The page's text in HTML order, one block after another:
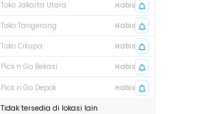
Toko Jakarta Utara
Habis
Toko Tangerang
Habis
Toko Cikupa
Habis
Pick n Go Bekasi
Habis
Pick n Go Depok
Habis
Tidak tersedia di lokasi lain